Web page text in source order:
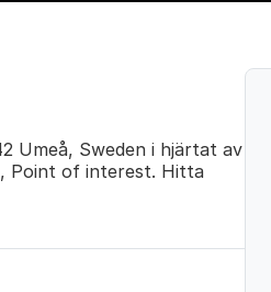
Umeå, Sweden i hjärtat av
Point of interest. Hitta